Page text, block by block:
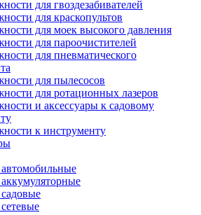
для гвоздезабивателей
для краскопультов
для моек высокого давления
для пароочистителей
для пневматического
для пылесосов
для ротационных лазеров
и аксессуары к садовому
к инструменту